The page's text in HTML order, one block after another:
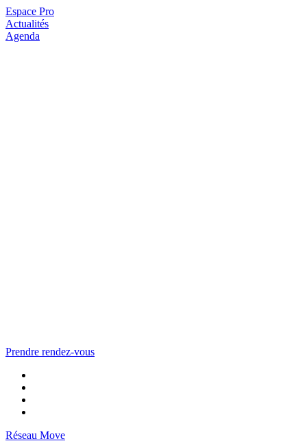
Espace Pro
Actualités
Agenda
Prendre rendez-vous
Réseau Move